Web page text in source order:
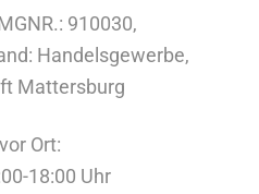
910030,
Handelsgewerbe,
Mattersburg
Ort:
18:00 Uhr